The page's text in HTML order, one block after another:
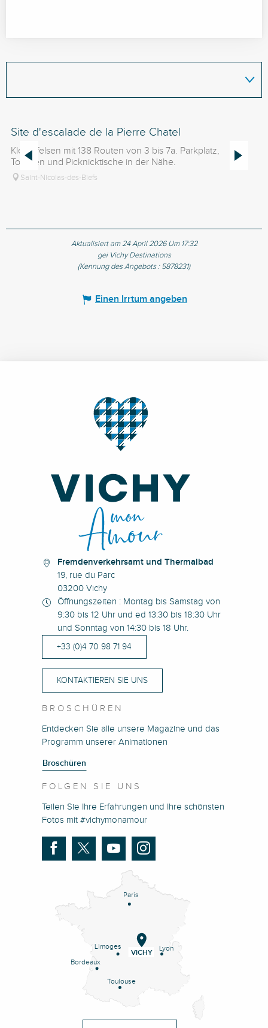
Site d'escalade de la Pierre Chatel
Kletterfelsen mit 138 Routen von 3 bis 7a. Parkplatz,
Toiletten und Picknicktische in der Nähe.
Saint-Nicolas-des-Biefs
Aktualisiert am 24 April 2026 Um 17:32
gei Vichy Destinations
(Kennung des Angebots : 5878231)
Einen Irrtum angeben
Fremdenverkehrsamt und Thermalbad
19, rue du Parc
03200 Vichy
Öffnungszeiten : Montag bis Samstag von
9:30 bis 12 Uhr und ed 13:30 bis 18:30 Uhr
und Sonntag von 14:30 bis 18 Uhr.
+33 (0)4 70 98 71 94
KONTAKTIEREN SIE UNS
BROSCHÜREN
Entdecken Sie alle unsere Magazine und das
Programm unserer Animationen
Broschüren
FOLGEN SIE UNS
Teilen Sie Ihre Erfahrungen und Ihre schönsten
Fotos mit #vichymonamour
Paris
Lyon
Limoges
Bordeaux
Toulouse
VICHY